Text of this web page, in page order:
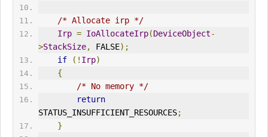
/* Allocate irp */
Irp = IoAllocateIrp(DeviceObject-
>StackSize, FALSE);
if
(! Irp)
{
/* No memory */
return
STATUS_ INSUFFICIENT_RESOURCES;
}